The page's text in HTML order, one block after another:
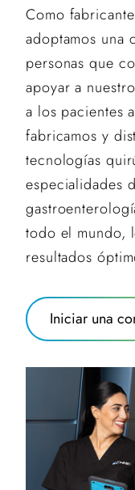
Como
adoptamos una
personas que
apoyar a
a los pacientes
fabricamos y
tecnologías
especialidades
todo el mundo,
resultados
Iniciar una